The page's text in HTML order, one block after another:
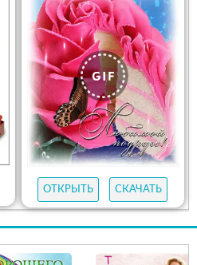
ОТКРЫТЬ СКАЧАТЬ